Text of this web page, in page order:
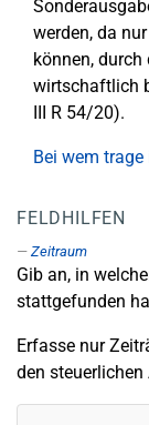
werden, da
können,
wirtschaftlich
III R 54/20).
Bei wem
FELDHILFEN
Zeitraum
Gib an, in
stattgefunden
Erfasse nur
den